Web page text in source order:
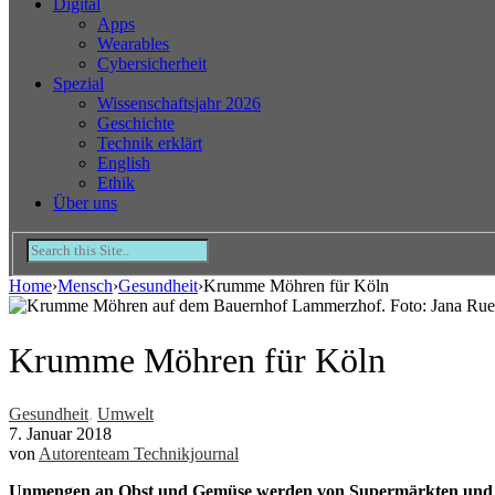
Apps
Wearables
Cybersicherheit
Spezial
Wissenschaftsjahr 2026
Geschichte
Technik erklärt
English
Ethik
Über uns
Home›Mensch›Gesundheit›Krumme Möhren für Köln
Krumme Möhren für Köln
Gesundheit, Umwelt
7. Januar 2018
von Autorenteam Technikjournal